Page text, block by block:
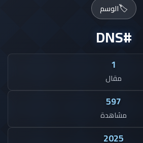
🏷️الوسم
#DNS
1
مقال
597
مشاهدة
2025